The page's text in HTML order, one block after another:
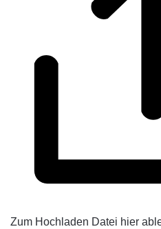
Zum Hochladen Datei hier